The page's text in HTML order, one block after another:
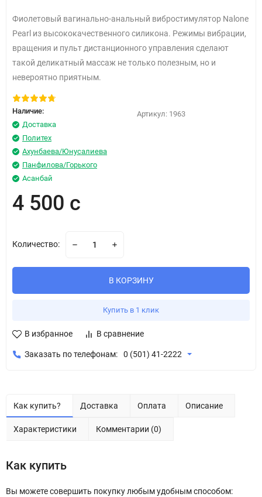
Фиолетовый вагинально-анальный вибростимулятор Nalone
Pearl из высококачественного силикона. Режимы вибрации,
вращения и пульт дистанционного управления сделают
такой деликатный массаж не только полезным, но и
невероятно приятным.
Наличие:
Доставка
Политех
Ахунбаева/Юнусалиева
Панфилова/Горького
Асанбай
Артикул: 1963
4 500 с
Количество:
В КОРЗИНУ
Купить в 1 клик
В избранное В сравнение
Заказать по телефонам: 0 (501) 41-2222
Как купить? Доставка Оплата Описание
Характеристики Комментарии (0)
Как купить
Вы можете совершить покупку любым удобным способом: